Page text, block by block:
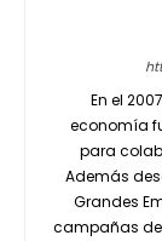
En el
economía
para
Además
Grandes
campañas